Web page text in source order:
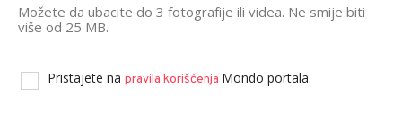
Možete da ubacite do 3 fotografije ili videa. Ne smije biti
više od 25 MB.
Pristajete na pravila korišćenja Mondo portala.